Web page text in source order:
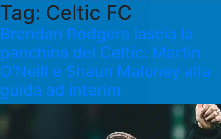
Tag: Celtic FC
Brendan Rodgers lascia la
panchina del Celtic: Martin
O’Neill e Shaun Maloney alla
guida ad interim